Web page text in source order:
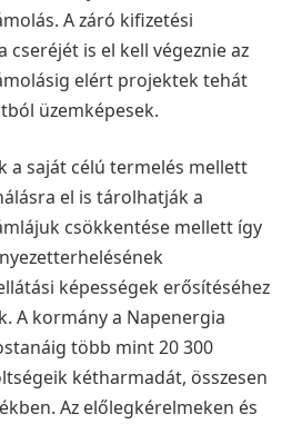
A záró kifizetési
cseréjét is el kell végeznie az
elért projektek tehát
üzemképesek.
a saját célú termelés mellett
el is tárolhatják a
csökkentése mellett így
képességek erősítéséhez
A kormány a Napenergia
több mint 20 300
kétharmadát, összesen
Az előlegkérelmeken és